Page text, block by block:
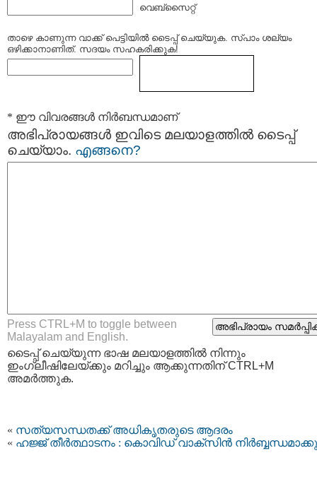
വെബ്സൈറ്റ്
താഴെ കാണുന്ന വാക്ക് പെട്ടിയില്‍ ടൈപ്പ്‌ ചെയ്യുക. സ്പാം ശല്യം
ഒഴിക്കാനാണിത്. സദയം സഹകരിക്കുക!
* ഈ വിവരങ്ങള്‍ നിര്‍ബന്ധമാണ്
അഭിപ്രായങ്ങള്‍ ഇവിടെ മലയാളത്തില്‍ ടൈപ്പ്
ചെയ്യാം. എങ്ങനെ?
Press CTRL+M to toggle between
Malayalam and English.
ടൈപ്പ്‌ ചെയ്യുന്ന ഭാഷ മലയാളത്തില്‍ നിന്നും
ഇംഗ്ലീഷിലേയ്ക്കും മറിച്ചും ആക്കുന്നതിന് CTRL+M
അമര്‍ത്തുക.
« സത്യസന്ധതക്ക് അധികൃതരുടെ ആദരം
« ഹജ്ജ് തീർത്ഥാടനം : കൊവിഡ് വാക്‌സിൻ